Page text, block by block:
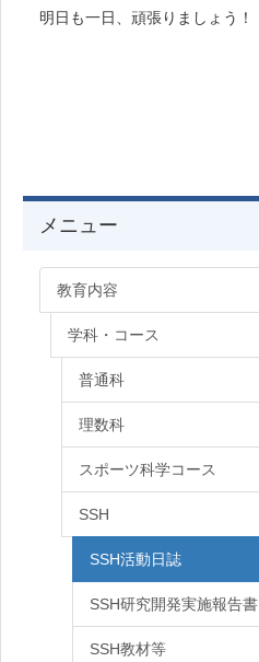
明日も一日、頑張りましょう！
メニュー
教育内容
学科・コース
普通科
理数科
スポーツ科学コース
SSH
SSH活動日誌
SSH研究開発実施報告書
SSH教材等